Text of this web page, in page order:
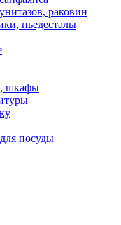
раковин
пьедесталы
шкафы
посуды